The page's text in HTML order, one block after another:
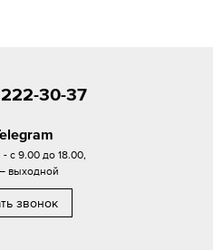
222-30-37
с 9.00 до 18.00,
выходной
звонок